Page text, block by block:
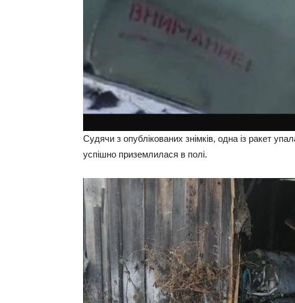
Судячи з опублікованих знімків, одна із ракет
успішно приземлилася в полі.